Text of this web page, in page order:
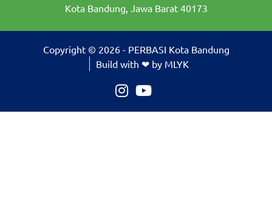
Kota Bandung, Jawa Barat 40173
Copyright © 2026 - PERBASI Kota Bandung
Build with ❤ by MLYK